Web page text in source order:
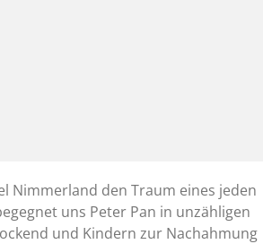
Nimmerland den Traum eines jeden
uns Peter Pan in unzähligen
und Kindern zur Nachahmung